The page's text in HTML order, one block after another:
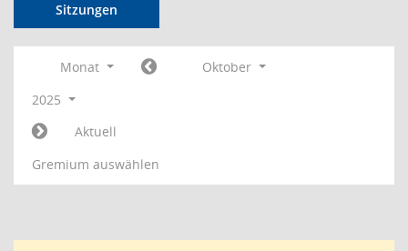
Sitzungen
Monat
Oktober
2025
Aktuell
Gremium auswählen